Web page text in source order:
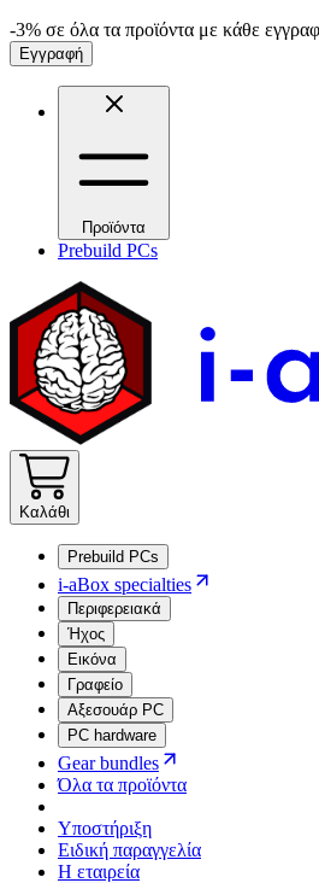
-3% σε όλα τα προϊόντα με κάθε
Εγγραφή
Προϊόντα
Prebuild PCs
Καλάθι
Prebuild PCs
i-aBox specialties
Περιφερειακά
Ήχος
Εικόνα
Γραφείο
Αξεσουάρ PC
PC hardware
Gear bundles
Όλα τα προϊόντα
Υποστήριξη
Ειδική παραγγελία
Η εταιρεία